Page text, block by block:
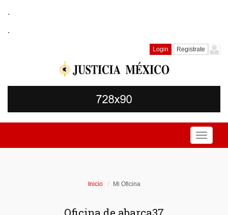
.
.
Login Registrate
Toggle
Inicio Mi Oficina